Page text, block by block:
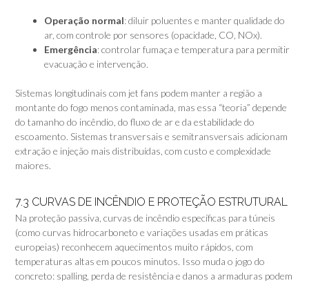
Operação normal: diluir poluentes e manter qualidade do
ar, com controle por sensores (opacidade, CO, NOx).
Emergência: controlar fumaça e temperatura para permitir
evacuação e intervenção.
Sistemas longitudinais com jet fans podem manter a região a
montante do fogo menos contaminada, mas essa “teoria” depende
do tamanho do incêndio, do fluxo de ar e da estabilidade do
escoamento. Sistemas transversais e semitransversais adicionam
extração e injeção mais distribuídas, com custo e complexidade
maiores.
7.3 CURVAS DE INCÊNDIO E PROTEÇÃO ESTRUTURAL
Na proteção passiva, curvas de incêndio específicas para túneis
(como curvas hidrocarboneto e variações usadas em práticas
europeias) reconhecem aquecimentos muito rápidos, com
temperaturas altas em poucos minutos. Isso muda o jogo do
concreto: spalling, perda de resistência e danos a armaduras podem